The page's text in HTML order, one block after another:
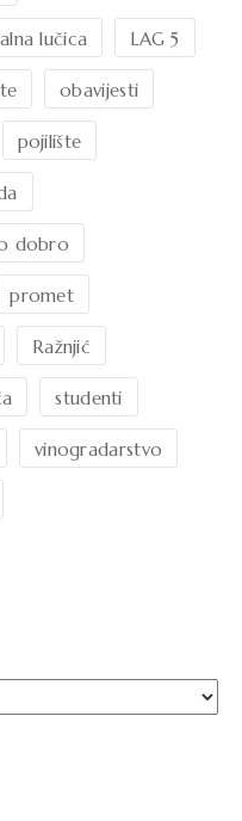
lučica LAG 5
obavijesti
pojilište
dobro
promet
Ražnjić
studenti
vinogradarstvo